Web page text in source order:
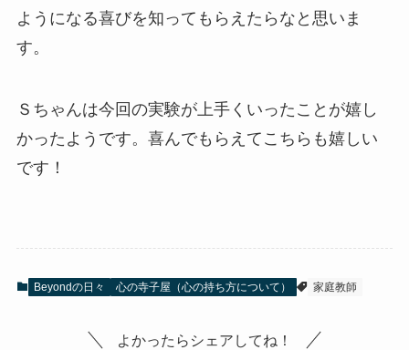
ようになる喜びを知ってもらえたらなと思いま
す。
Ｓちゃんは今回の実験が上手くいったことが嬉し
かったようです。喜んでもらえてこちらも嬉しい
です！
Beyondの日々 心の寺子屋（心の持ち方について） 家庭教師
よかったらシェアしてね！